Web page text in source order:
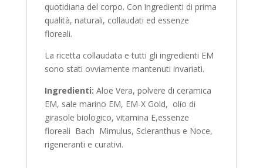
quotidiana del corpo. Con ingredienti di prima
qualità, naturali, collaudati ed essenze
floreali.
La ricetta collaudata e tutti gli ingredienti EM
sono stati ovviamente mantenuti invariati.
Ingredienti: Aloe Vera, polvere di ceramica
EM, sale marino EM, EM-X Gold, olio di
girasole biologico, vitamina E,essenze
floreali Bach Mimulus, Scleranthus e Noce,
rigeneranti e curativi.